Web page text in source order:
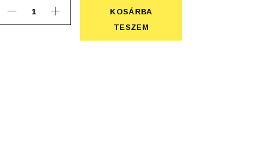
5in1 parkolásidő-jelző, kék quantityKOSÁRBA
TESZEM